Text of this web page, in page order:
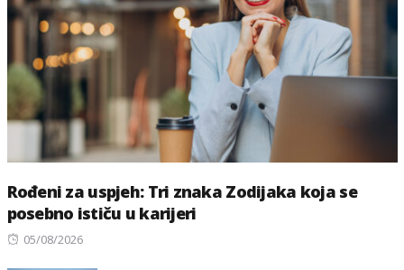
Rođeni za uspjeh: Tri znaka Zodijaka koja se
posebno ističu u karijeri
Posted
05/08/2026